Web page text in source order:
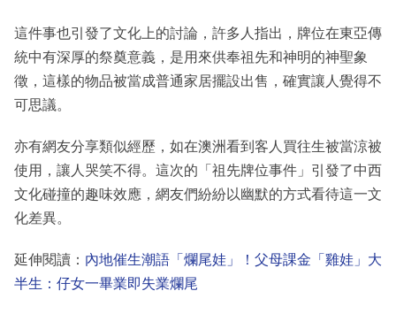
這件事也引發了文化上的討論，許多人指出，牌位在東亞傳
統中有深厚的祭奠意義，是用來供奉祖先和神明的神聖象
徵，這樣的物品被當成普通家居擺設出售，確實讓人覺得不
可思議。
亦有網友分享類似經歷，如在澳洲看到客人買往生被當涼被
使用，讓人哭笑不得。這次的「祖先牌位事件」引發了中西
文化碰撞的趣味效應，網友們紛紛以幽默的方式看待這一文
化差異。
延伸閱讀： 內地催生潮語「爛尾娃」！父母課金「雞娃」大
半生：仔女一畢業即失業爛尾